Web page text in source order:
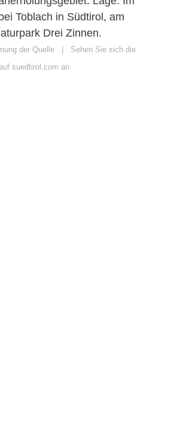
Toblach in Südtirol, am
Drei Zinnen.
der Quelle | Sehen Sie sich die
suedtirol.com an